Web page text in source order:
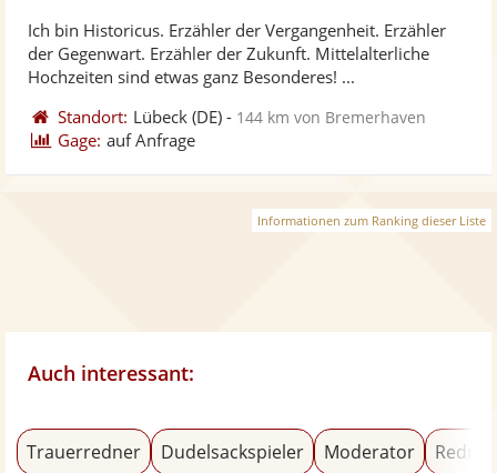
Fotos
Ich bin Historicus. Erzähler der Vergangenheit. Erzähler
der Gegenwart. Erzähler der Zukunft. Mittelalterliche
Hochzeiten sind etwas ganz Besonderes! ...
Standort: Lübeck (DE) - 144 km von Bremerhaven
Gage: auf Anfrage
Informationen zum Ranking dieser Liste
Auch interessant:
Trauerredner Dudelsackspieler Moderator